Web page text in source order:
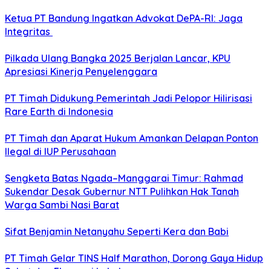
Ketua PT Bandung Ingatkan Advokat DePA-RI: Jaga
Integritas
Pilkada Ulang Bangka 2025 Berjalan Lancar, KPU
Apresiasi Kinerja Penyelenggara
PT Timah Didukung Pemerintah Jadi Pelopor Hilirisasi
Rare Earth di Indonesia
PT Timah dan Aparat Hukum Amankan Delapan Ponton
Ilegal di IUP Perusahaan
Sengketa Batas Ngada–Manggarai Timur: Rahmad
Sukendar Desak Gubernur NTT Pulihkan Hak Tanah
Warga Sambi Nasi Barat
Sifat Benjamin Netanyahu Seperti Kera dan Babi
PT Timah Gelar TINS Half Marathon, Dorong Gaya Hidup